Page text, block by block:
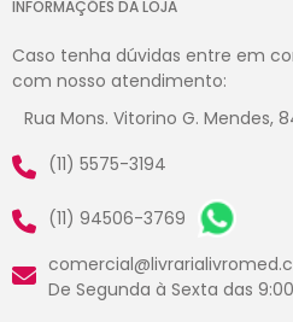
INFORMAÇÕES DA LOJA
Caso tenha dúvidas entre em
com nosso atendimento:
Rua Mons. Vitorino G. Mendes,
(11) 5575-3194
(11) 94506-3769
De Segunda à Sexta das